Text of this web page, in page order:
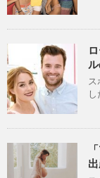
ス